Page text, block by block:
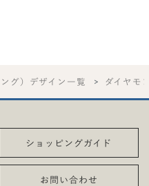
グ）デザイン一覧 ダイヤモ
ショッピングガイド
お問い合わせ